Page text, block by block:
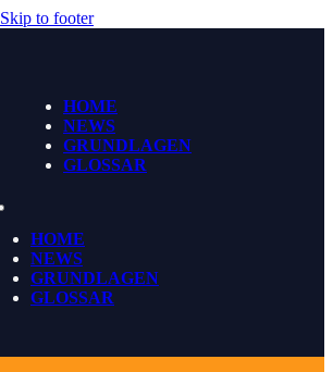
Skip to footer
HOME
NEWS
GRUNDLAGEN
GLOSSAR
HOME
NEWS
GRUNDLAGEN
GLOSSAR